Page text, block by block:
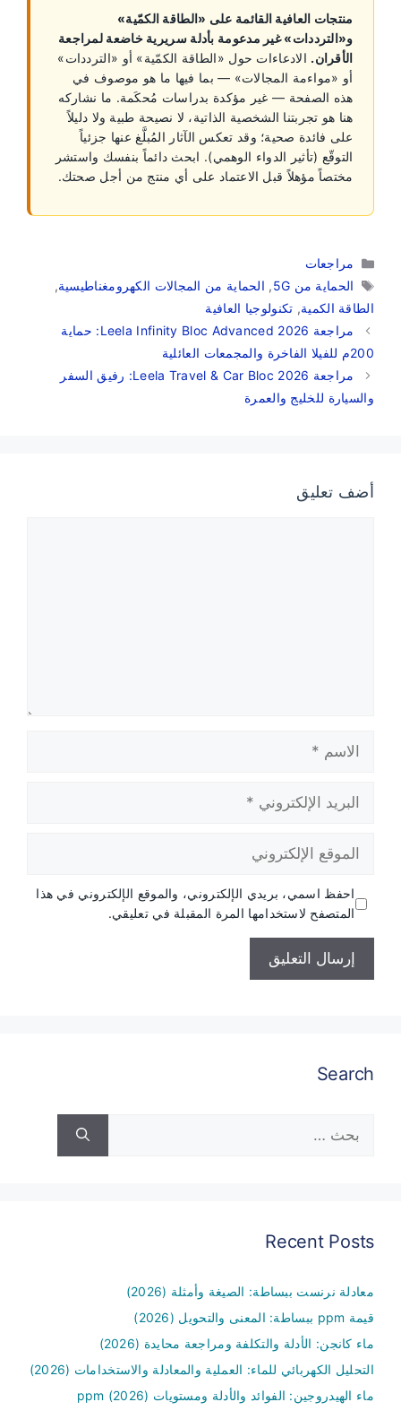
منتجات العافية القائمة على «الطاقة الكمّية»
و«الترددات» غير مدعومة بأدلة سريرية خاضعة لمراجعة
الأقران. الادعاءات حول «الطاقة الكمّية» أو «الترددات»
أو «مواءمة المجالات» — بما فيها ما هو موصوف في
هذه الصفحة — غير مؤكدة بدراسات مُحكَمة. ما نشاركه
هنا هو تجربتنا الشخصية الذاتية، لا نصيحة طبية ولا دليلاً
على فائدة صحية؛ وقد تعكس الآثار المُبلَّغ عنها جزئياً
التوقّع (تأثير الدواء الوهمي). ابحث دائماً بنفسك واستشر
مختصاً مؤهلاً قبل الاعتماد على أي منتج من أجل صحتك.
التصنيفات
مراجعات
الوسوم
الحماية من 5G , الحماية من المجالات الكهرومغناطيسية,
الطاقة الكمية, تكنولوجيا العافية
مراجعة Leela Infinity Bloc Advanced 2026: حماية
200م للفيلا الفاخرة والمجمعات العائلية
مراجعة Leela Travel & Car Bloc 2026: رفيق السفر
والسيارة للخليج والعمرة
أضف تعليق
الإلكتروني
الإلكتروني
احفظ اسمي، بريدي الإلكتروني، والموقع الإلكتروني في هذا
المتصفح لاستخدامها المرة المقبلة في تعليقي.
Search
عن:
Recent Posts
معادلة نرنست ببساطة: الصيغة وأمثلة (2026)
قيمة ppm ببساطة: المعنى والتحويل (2026)
ماء كانجن: الأدلة والتكلفة ومراجعة محايدة (2026)
التحليل الكهربائي للماء: العملية والمعادلة والاستخدامات (2026)
ماء الهيدروجين: الفوائد والأدلة ومستويات ppm (2026)